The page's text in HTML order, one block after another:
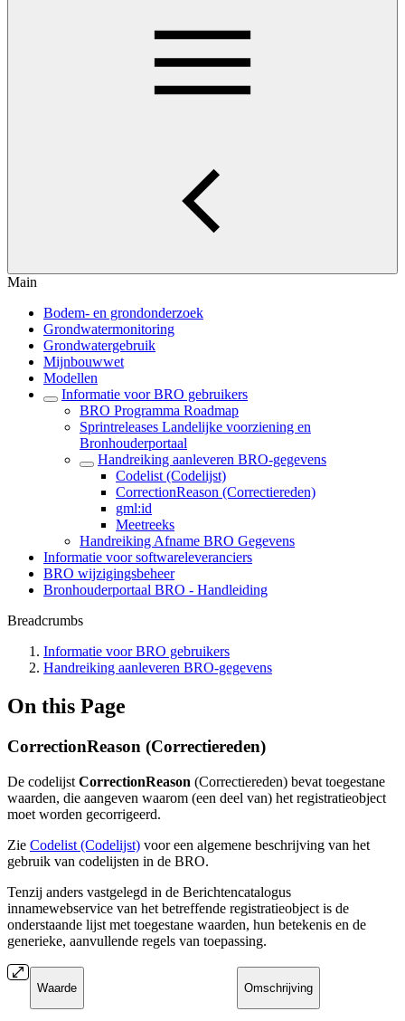
Main
Bodem- en grondonderzoek
Grondwatermonitoring
Grondwatergebruik
Mijnbouwwet
Modellen
Informatie voor BRO gebruikers
BRO Programma Roadmap
Sprintreleases Landelijke voorziening en
Bronhouderportaal
Handreiking aanleveren BRO-gegevens
Codelist (Codelijst)
CorrectionReason (Correctiereden)
gml:id
Meetreeks
Handreiking Afname BRO Gegevens
Informatie voor softwareleveranciers
BRO wijzigingsbeheer
Bronhouderportaal BRO - Handleiding
Breadcrumbs
Informatie voor BRO gebruikers
Handreiking aanleveren BRO-gegevens
On this Page
CorrectionReason (Correctiereden)
De codelijst CorrectionReason (Correctiereden) bevat toegestane
waarden, die aangeven waarom (een deel van) het registratieobject
moet worden gecorrigeerd.
Zie Codelist (Codelijst) voor een algemene beschrijving van het
gebruik van codelijsten in de BRO.
Tenzij anders vastgelegd in de Berichtencatalogus
innamewebservice van het betreffende registratieobject is de
onderstaande lijst met toegestane waarden, hun betekenis en de
generieke, aanvullende regels van toepassing.
Waarde Omschrijving